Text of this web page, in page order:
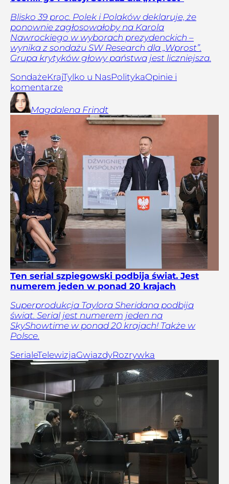
Blisko 39 proc. Polek i Polaków deklaruje, że
ponownie zagłosowałoby na Karola
Nawrockiego w wyborach prezydenckich –
wynika z sondażu SW Research dla „Wprost”.
Grupa krytyków głowy państwa jest liczniejsza.
SondażeKrajTylko u NasPolitykaOpinie i
komentarze
Magdalena Frindt
Ten serial szpiegowski podbija świat. Jest
numerem jeden w ponad 20 krajach
Superprodukcja Taylora Sheridana podbija
świat. Serial jest numerem jeden na
SkyShowtime w ponad 20 krajach! Także w
Polsce.
SerialeTelewizjaGwiazdyRozrywka